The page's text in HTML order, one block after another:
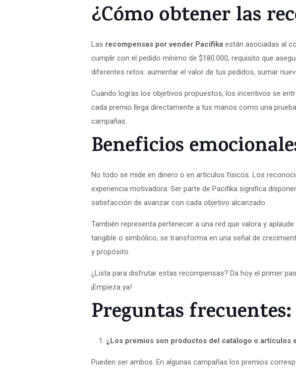
¿Cómo obtener las
Las recompensas por vender Pacifika están asociadas al
cumplir con el pedido mínimo de $180.000, requisito que
diferentes retos: aumentar el valor de tus pedidos, sumar
Cuando logras los objetivos propuestos, los incentivos se
cada premio llega directamente a tus manos como una
campañas.
Beneficios
No todo se mide en dinero o en artículos físicos. Los
experiencia motivadora. Ser parte de Pacifika significa
satisfacción de avanzar con cada objetivo alcanzado.
También representa pertenecer a una red que valora y
tangible o simbólico, se transforma en una señal de
y propósito.
¿Lista para disfrutar estas recompensas? Da hoy el primer
¡Empieza ya!
Preguntas frecuentes:
¿Los premios son productos del catálogo o artículos
Pueden ser ambos. En algunas campañas los premios